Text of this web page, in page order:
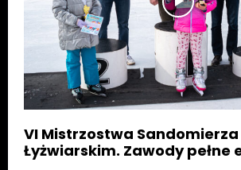
VI Mistrzostwa Sandomierza
Łyżwiarskim. Zawody pełne